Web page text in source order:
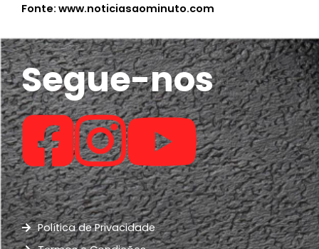
Fonte: www.noticiasaominuto.com
Segue-nos
Política de Privacidade